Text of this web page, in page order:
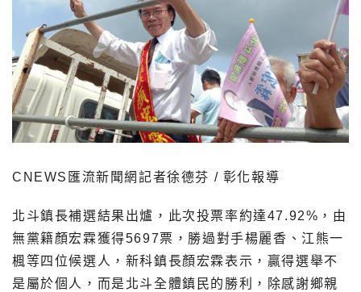
CNEWS匯流新聞網記者徐德芬 / 彰化報導
北斗鎮長補選結果出爐，此次投票率約達47.92%，由
無黨籍顏宏霖獲得5697票，勝過對手楊麗香、江熊一
楓等四位候選人，新科鎮長顏宏霖表示，贏得選舉不
是屬於個人，而是北斗全體鎮民的勝利，除感謝鄉親